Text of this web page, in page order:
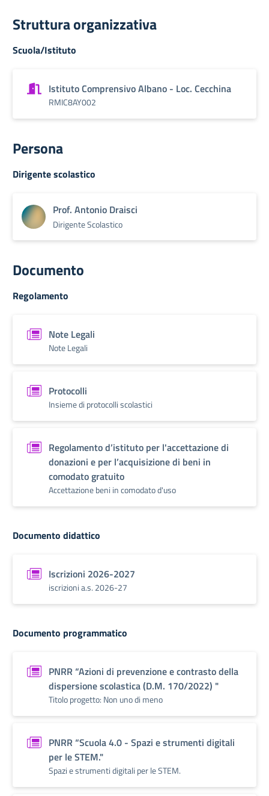
Struttura organizzativa
Scuola/Istituto
Istituto Comprensivo Albano - Loc. Cecchina
RMIC8AY002
Persona
Dirigente scolastico
Prof. Antonio Draisci
Dirigente Scolastico
Documento
Regolamento
Note Legali
Note Legali
Protocolli
Insieme di protocolli scolastici
Regolamento d’istituto per l'accettazione di
donazioni e per l’acquisizione di beni in
comodato gratuito
Accettazione beni in comodato d'uso
Documento didattico
Iscrizioni 2026-2027
iscrizioni a.s. 2026-27
Documento programmatico
PNRR “Azioni di prevenzione e contrasto della
dispersione scolastica (D.M. 170/2022) "
Titolo progetto: Non uno di meno
PNRR “Scuola 4.0 - Spazi e strumenti digitali
per le STEM."
Spazi e strumenti digitali per le STEM.